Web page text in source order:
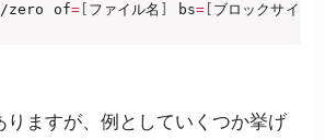
zero of=[ ファイル名 bs=[ ブロックサイズ
りますが、例としていくつか挙げ